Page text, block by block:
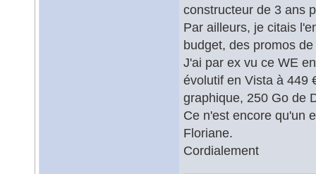
constructeur de 3 ans
Par ailleurs, je citais
budget, des promos
J'ai par ex vu ce WE
évolutif en Vista à 449
graphique, 250 Go de
Ce n'est encore qu'un
Floriane.
Cordialement